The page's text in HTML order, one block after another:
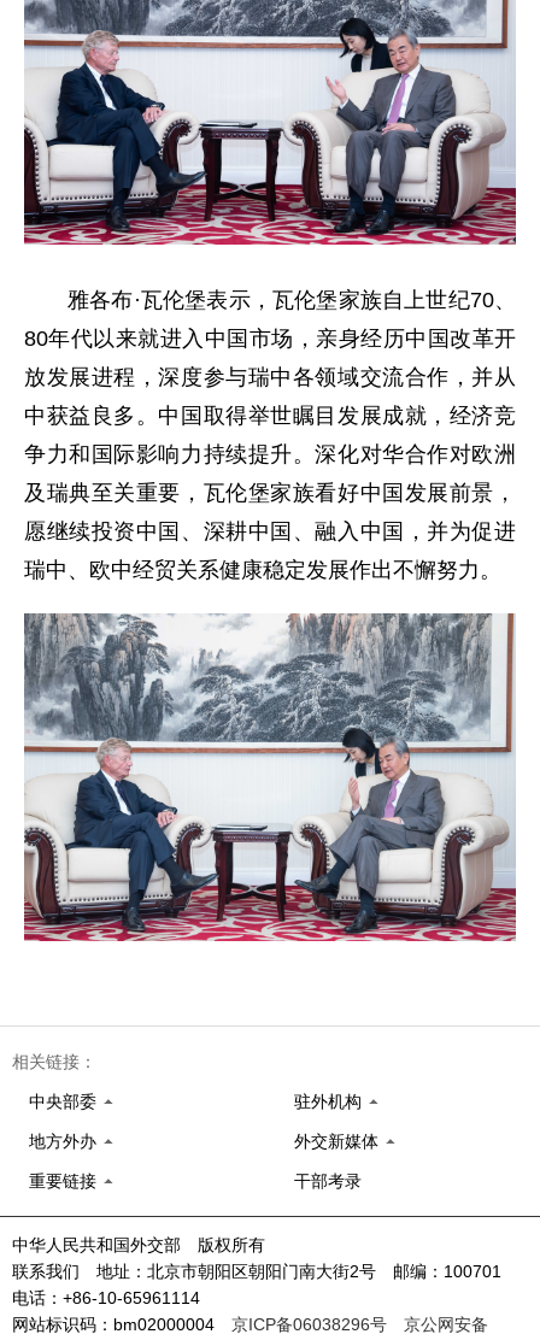
雅各布·瓦伦堡表示，瓦伦堡家族自上世纪70、
80年代以来就进入中国市场，亲身经历中国改革开
放发展进程，深度参与瑞中各领域交流合作，并从
中获益良多。中国取得举世瞩目发展成就，经济竞
争力和国际影响力持续提升。深化对华合作对欧洲
及瑞典至关重要，瓦伦堡家族看好中国发展前景，
愿继续投资中国、深耕中国、融入中国，并为促进
瑞中、欧中经贸关系健康稳定发展作出不懈努力。
相关链接：
中央部委 驻外机构
地方外办 外交新媒体
重要链接 干部考录
中华人民共和国外交部 版权所有
联系我们 地址：北京市朝阳区朝阳门南大街2号 邮编：100701
电话：+86-10-65961114
网站标识码：bm02000004 京ICP备06038296号 京公网安备